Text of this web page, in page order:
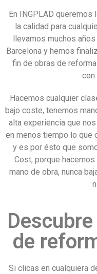
En INGPLAD
la calidad para
llevamos muchos
Barcelona y hemos
fin de obras de
con
Hacemos cualquier
bajo coste, tenemos
alta experiencia que
en menos tiempo lo que
y es por ésto que
Cost, porque
mano de obra, nunca
de
Si clicas en cualquiera